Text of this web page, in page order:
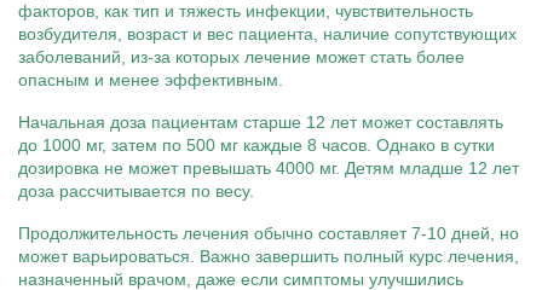
факторов, как тип и тяжесть инфекции, чувствительность
возбудителя, возраст и вес пациента, наличие сопутствующих
заболеваний, из-за которых лечение может стать более
опасным и менее эффективным.
Начальная доза пациентам старше 12 лет может составлять
до 1000 мг, затем по 500 мг каждые 8 часов. Однако в сутки
дозировка не может превышать 4000 мг. Детям младше 12 лет
доза рассчитывается по весу.
Продолжительность лечения обычно составляет 7-10 дней, но
может варьироваться. Важно завершить полный курс лечения,
назначенный врачом, даже если симптомы улучшились